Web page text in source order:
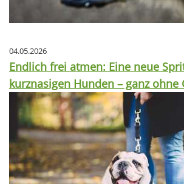
04.05.2026
Endlich frei atmen: Eine neue
kurznasigen Hunden – ganz ohne